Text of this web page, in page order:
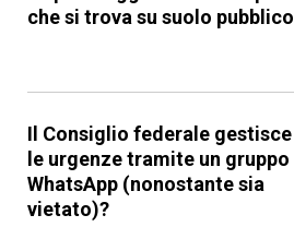
che si trova su suolo pubblico
Il Consiglio federale gestisce
le urgenze tramite un gruppo
WhatsApp (nonostante sia
vietato)?